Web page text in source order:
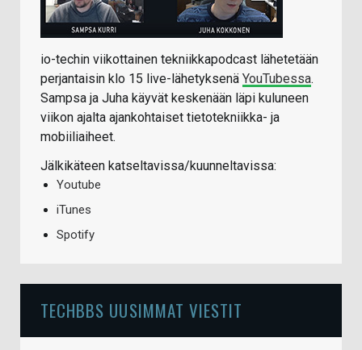
io-techin viikottainen tekniikkapodcast lähetetään
perjantaisin klo 15 live-lähetyksenä YouTubessa.
Sampsa ja Juha käyvät keskenään läpi kuluneen
viikon ajalta ajankohtaiset tietotekniikka- ja
mobiiliaiheet.
Jälkikäteen katseltavissa/kuunneltavissa:
Youtube
iTunes
Spotify
TECHBBS UUSIMMAT VIESTIT